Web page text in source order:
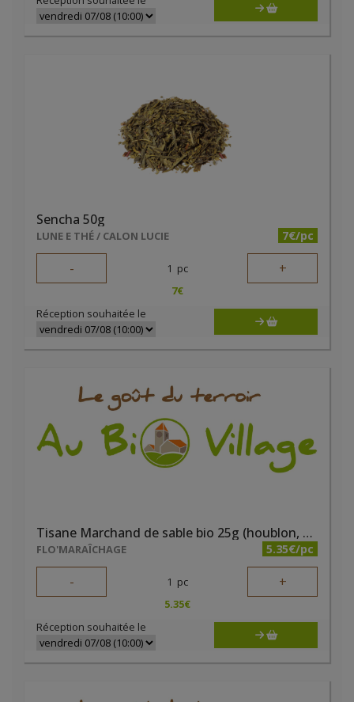
Sencha 50g
LUNE E THÉ / CALON LUCIE 7€/pc
- 1 pc +
7€
Réception souhaitée le
Tisane Marchand de sable bio 25g (houblon, verveine, marjolaine, mélisse, lavande, coquelicot)
FLO'MARAÎCHAGE 5.35€/pc
- 1 pc +
5.35€
Réception souhaitée le